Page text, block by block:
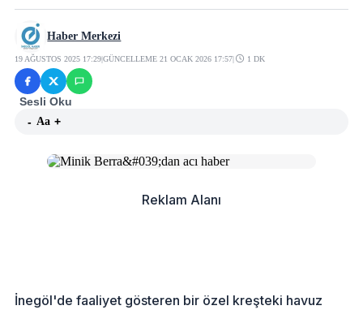
Haber Merkezi
19 AĞUSTOS 2025 17:29|GÜNCELLEME 21 OCAK 2026 17:57| 1 DK
Sesli Oku
- Aa +
Reklam Alanı
İnegöl'de faaliyet gösteren bir özel kreşteki havuz